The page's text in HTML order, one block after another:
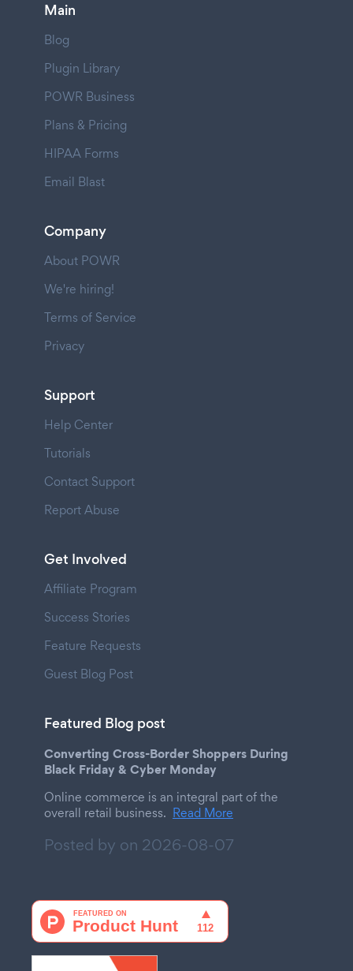
Main
Blog
Plugin Library
POWR Business
Plans & Pricing
HIPAA Forms
Email Blast
Company
About POWR
We're hiring!
Terms of Service
Privacy
Support
Help Center
Tutorials
Contact Support
Report Abuse
Get Involved
Affiliate Program
Success Stories
Feature Requests
Guest Blog Post
Featured Blog post
Converting Cross-Border Shoppers During
Black Friday & Cyber Monday
Online commerce is an integral part of the
overall retail business. Read More
Posted by on 2026-08-07